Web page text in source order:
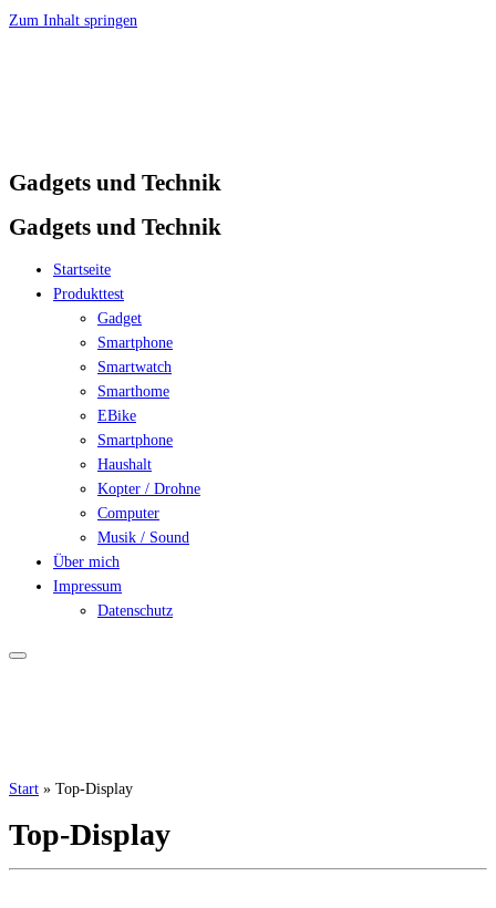
Zum Inhalt springen
Gadgets und Technik
Gadgets und Technik
Startseite
Produkttest
Gadget
Smartphone
Smartwatch
Smarthome
EBike
Smartphone
Haushalt
Kopter / Drohne
Computer
Musik / Sound
Über mich
Impressum
Datenschutz
Start » Top-Display
Top-Display